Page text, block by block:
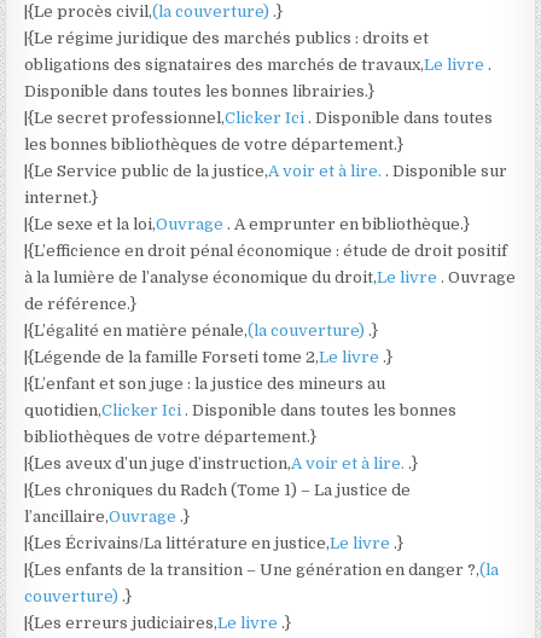
|{Le procès civil,(la couverture).}
|{Le régime juridique des marchés publics : droits et
obligations des signataires des marchés de travaux,Le livre.
Disponible dans toutes les bonnes librairies.}
|{Le secret professionnel,Clicker Ici. Disponible dans toutes
les bonnes bibliothèques de votre département.}
|{Le Service public de la justice,A voir et à lire.. Disponible sur
internet.}
|{Le sexe et la loi,Ouvrage. A emprunter en bibliothèque.}
|{L’efficience en droit pénal économique : étude de droit positif
à la lumière de l’analyse économique du droit,Le livre. Ouvrage
de référence.}
|{L’égalité en matière pénale,(la couverture).}
|{Légende de la famille Forseti tome 2,Le livre.}
|{L’enfant et son juge : la justice des mineurs au
quotidien,Clicker Ici. Disponible dans toutes les bonnes
bibliothèques de votre département.}
|{Les aveux d’un juge d’instruction,A voir et à lire..}
|{Les chroniques du Radch (Tome 1) – La justice de
l’ancillaire,Ouvrage.}
|{Les Écrivains/La littérature en justice,Le livre.}
|{Les enfants de la transition – Une génération en danger ?,(la
couverture).}
|{Les erreurs judiciaires,Le livre.}